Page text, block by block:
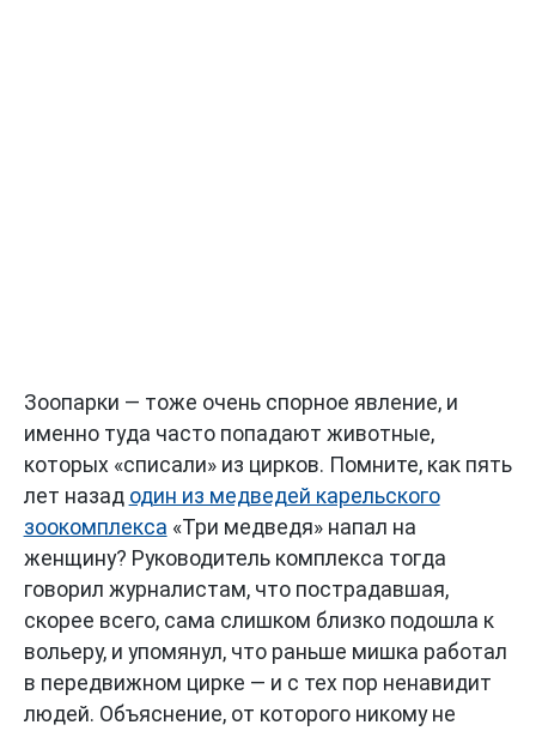
Зоопарки — тоже очень спорное явление, и
именно туда часто попадают животные,
которых «списали» из цирков. Помните, как пять
лет назад один из медведей карельского
зоокомплекса «Три медведя» напал на
женщину? Руководитель комплекса тогда
говорил журналистам, что пострадавшая,
скорее всего, сама слишком близко подошла к
вольеру, и упомянул, что раньше мишка работал
в передвижном цирке — и с тех пор ненавидит
людей. Объяснение, от которого никому не